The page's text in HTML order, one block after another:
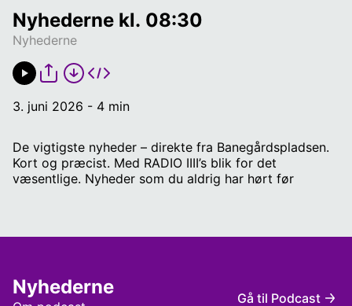
Nyhederne
Nyhederne kl. 08:30
3. juni 2026 - 4 min
De vigtigste nyheder – direkte fra Banegårdspladsen.
Kort og præcist. Med RADIO IIII’s blik for det
væsentlige. Nyheder som du aldrig har hørt før
Nyhederne Gå til Podcast